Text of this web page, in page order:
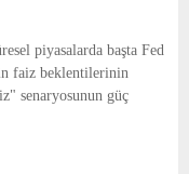
piyasalarda başta Fed
faiz beklentilerinin
senaryosunun güç